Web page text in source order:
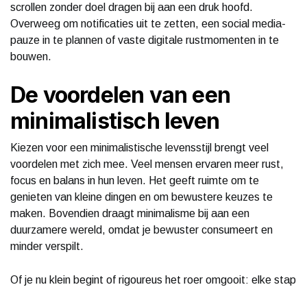
scrollen zonder doel dragen bij aan een druk hoofd.
Overweeg om notificaties uit te zetten, een social media-
pauze in te plannen of vaste digitale rustmomenten in te
bouwen.
De voordelen van een
minimalistisch leven
Kiezen voor een minimalistische levensstijl brengt veel
voordelen met zich mee. Veel mensen ervaren meer rust,
focus en balans in hun leven. Het geeft ruimte om te
genieten van kleine dingen en om bewustere keuzes te
maken. Bovendien draagt minimalisme bij aan een
duurzamere wereld, omdat je bewuster consumeert en
minder verspilt.
Of je nu klein begint of rigoureus het roer omgooit: elke stap